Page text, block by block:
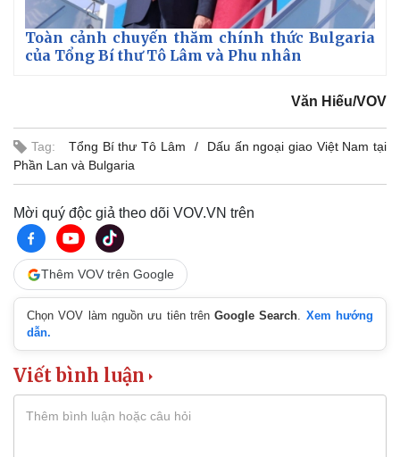
Toàn cảnh chuyến thăm chính thức Bulgaria
của Tổng Bí thư Tô Lâm và Phu nhân
Văn Hiếu/VOV
Tag: Tổng Bí thư Tô Lâm
Dấu ấn ngoại giao Việt Nam tại
Phần Lan và Bulgaria
Mời quý độc giả theo dõi VOV.VN trên
Thêm VOV trên Google
Chọn VOV làm nguồn ưu tiên trênGoogle Search. Xem hướng
dẫn.
Viết bình luận